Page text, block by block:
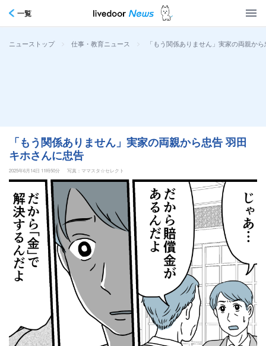
一覧
ニューストップ > 仕事・教育ニュース > 「もう関係ありません」実家の両親か
「もう関係ありません」実家の両親から忠告 羽田
キホさんに忠告
2025年6月14日 11時50分 写真：ママスタ☆セレクト